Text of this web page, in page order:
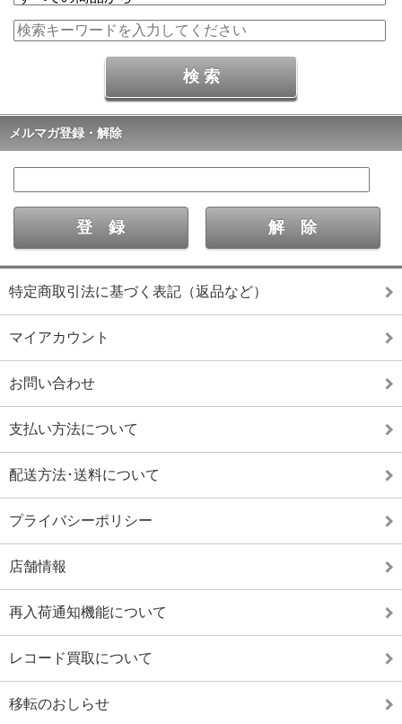
メルマガ登録・解除
特定商取引法に基づく表記（返品など）
マイアカウント
お問い合わせ
支払い方法について
配送方法･送料について
プライバシーポリシー
店舗情報
再入荷通知機能について
レコード買取について
移転のおしらせ